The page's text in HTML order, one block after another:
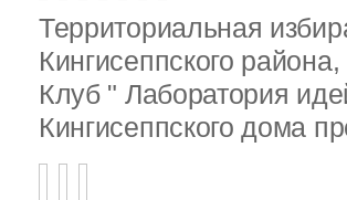
Территориальная
Кингисеппского
Клуб " Лаборатория
Кингисеппского дома